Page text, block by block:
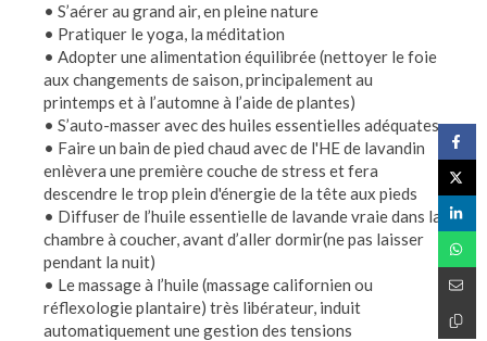
• S’aérer au grand air, en pleine nature
• Pratiquer le yoga, la méditation
• Adopter une alimentation équilibrée (nettoyer le foie
aux changements de saison, principalement au
printemps et à l’automne à l’aide de plantes)
• S’auto-masser avec des huiles essentielles adéquates
• Faire un bain de pied chaud avec de l'HE de lavandin
enlèvera une première couche de stress et fera
descendre le trop plein d'énergie de la tête aux pieds
• Diffuser de l’huile essentielle de lavande vraie dans la
chambre à coucher, avant d’aller dormir(ne pas laisser
pendant la nuit)
• Le massage à l’huile (massage californien ou
réflexologie plantaire) très libérateur, induit
automatiquement une gestion des tensions